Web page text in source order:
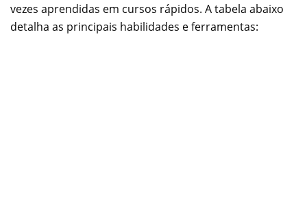
vezes aprendidas em cursos rápidos. A tabela abaixo
detalha as principais habilidades e ferramentas: